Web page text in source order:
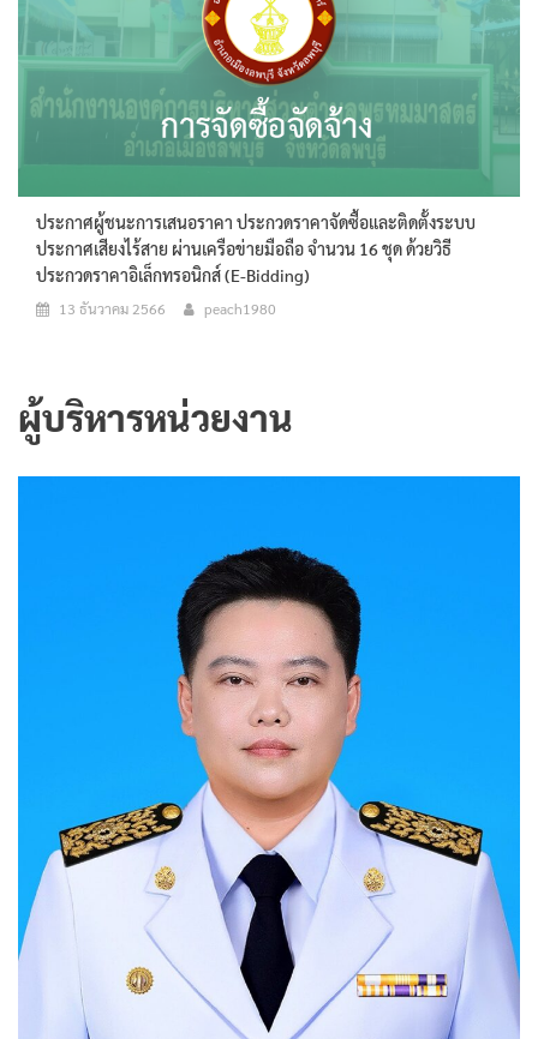
ประกาศผู้ชนะการเสนอราคา ประกวดราคาจัดซื้อและติดตั้งระบบ
ประกาศเสียงไร้สาย ผ่านเครือข่ายมือถือ จำนวน 16 ชุด ด้วยวิธี
ประกวดราคาอิเล็กทรอนิกส์ (e-Bidding)
13 ธันวาคม 2566 peach1980
ผู้บริหารหน่วยงาน